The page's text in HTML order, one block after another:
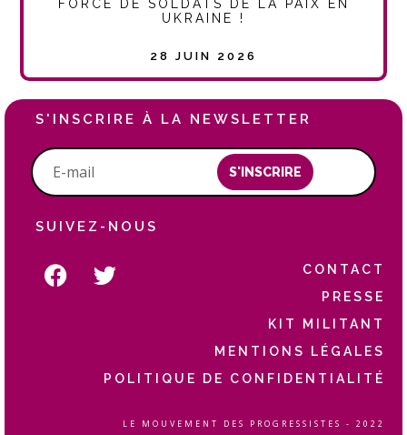
FORCE DE SOLDATS DE LA PAIX EN
UKRAINE !
28 JUIN 2026
S'INSCRIRE À LA NEWSLETTER
S'INSCRIRE
SUIVEZ-NOUS
CONTACT
PRESSE
KIT MILITANT
MENTIONS LÉGALES
POLITIQUE DE CONFIDENTIALITÉ
LE MOUVEMENT DES PROGRESSISTES - 2022